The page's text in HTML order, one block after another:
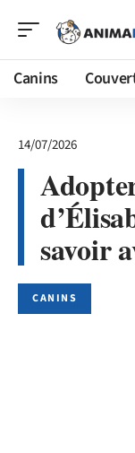
Canins
14/07/2026
savoir
CANINS